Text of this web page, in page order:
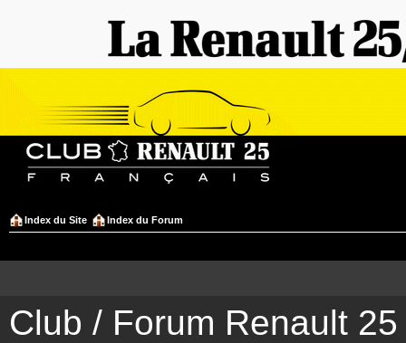
Index du Site Index du Forum
Club / Forum Renault